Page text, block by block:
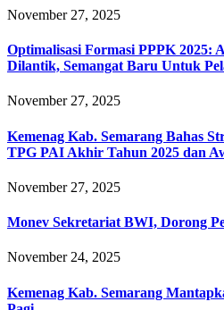
November 27, 2025
Optimalisasi Formasi PPPK 2025:
Dilantik, Semangat Baru Untuk
November 27, 2025
Kemenag Kab. Semarang Bahas
TPG PAI Akhir Tahun 2025 dan
November 27, 2025
Monev Sekretariat BWI, Dorong
November 24, 2025
Kemenag Kab. Semarang